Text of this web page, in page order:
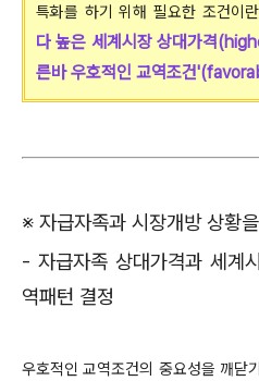
특화를 하기 위해 필요한조건이
다 높은 세계시장 상대가격
른바 우호적인 교역조건
※ 자급자족과 시장개방 상황
- 자급자족 상대가격과 세계
역패턴 결정
우호적인 교역조건의 중요성을 깨닫